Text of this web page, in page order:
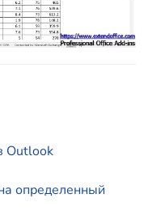
Outlook
определенный